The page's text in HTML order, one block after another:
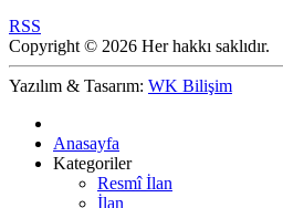
RSS
Copyright © 2026 Her hakkı saklıdır.
Yazılım & Tasarım: WK Bilişim
Anasayfa
Kategoriler
Resmî İlan
İlan